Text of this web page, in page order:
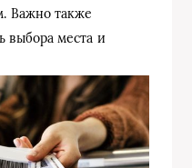
Важно также
выбора места и